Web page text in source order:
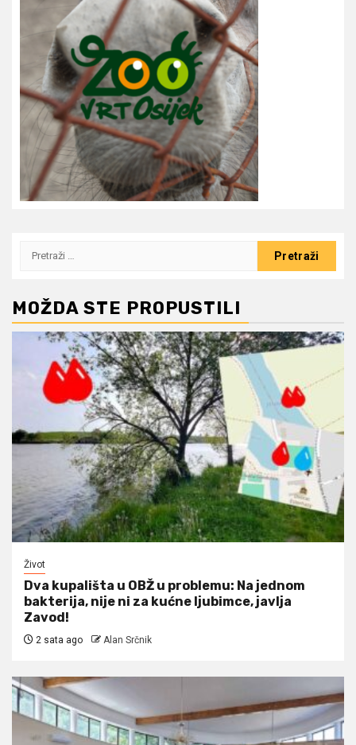
Pretraži:
MOŽDA STE PROPUSTILI
Život
Dva kupališta u OBŽ u problemu: Na jednom
bakterija, nije ni za kućne ljubimce, javlja
Zavod!
2 sata ago Alan Srčnik